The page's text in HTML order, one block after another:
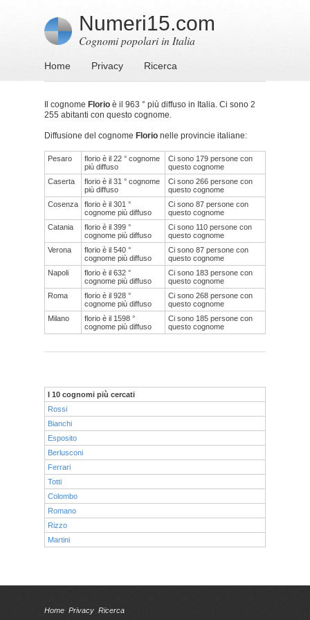
Numeri15.com
Cognomi popolari in Italia
Home Privacy Ricerca
Il cognome Florio è il 963 ° più diffuso in Italia. Ci sono 2
255 abitanti con questo cognome.
Diffusione del cognome Florio nelle provincie italiane:
Pesaro
florio è il 22 ° cognome
più diffuso
Ci sono 179 persone con
questo cognome
Caserta
florio è il 31 ° cognome
più diffuso
Ci sono 266 persone con
questo cognome
Cosenza
florio è il 301 °
cognome più diffuso
Ci sono 87 persone con
questo cognome
Catania
florio è il 399 °
cognome più diffuso
Ci sono 110 persone con
questo cognome
Verona
florio è il 540 °
cognome più diffuso
Ci sono 87 persone con
questo cognome
Napoli
florio è il 632 °
cognome più diffuso
Ci sono 183 persone con
questo cognome
Roma
florio è il 928 °
cognome più diffuso
Ci sono 268 persone con
questo cognome
Milano
florio è il 1598 °
cognome più diffuso
Ci sono 185 persone con
questo cognome
I 10 cognomi più cercati
Rossi
Bianchi
Esposito
Berlusconi
Ferrari
Totti
Colombo
Romano
Rizzo
Martini
Home Privacy Ricerca